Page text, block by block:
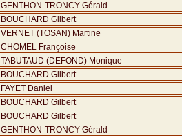
GENTHON-TRONCY Gérald
BOUCHARD Gilbert
VERNET (TOSAN) Martine
CHOMEL Françoise
TABUTAUD (DEFOND) Monique
BOUCHARD Gilbert
FAYET Daniel
BOUCHARD Gilbert
BOUCHARD Gilbert
GENTHON-TRONCY Gérald